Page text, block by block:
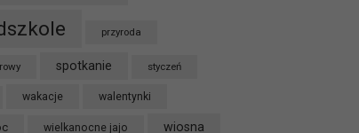
przyroda
spotkanie styczeń
wakacje walentynki
wielkanocne jajo wiosna